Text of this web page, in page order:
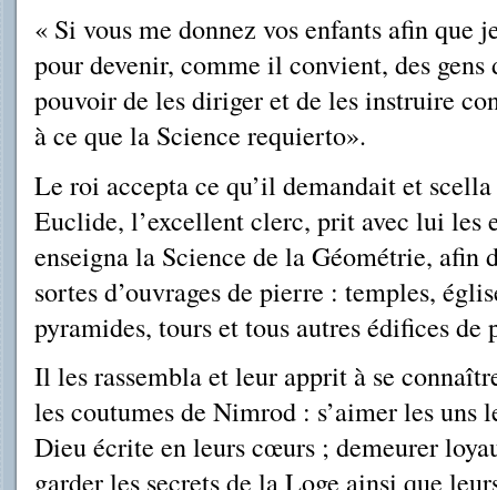
« Si vous me donnez vos enfants afin que
pour devenir, comme il convient, des
pouvoir de les diriger et de les instruire
à ce que la Science requierto».
Le roi accepta ce qu’il demandait et
Euclide, l’excellent clerc, prit avec lui les
enseigna la Science de la Géométrie, afin
sortes d’ouvrages de pierre : temples,
pyramides, tours et tous autres édifices
Il les rassembla et leur apprit à se
les coutumes de Nimrod : s’aimer les uns
Dieu écrite en leurs cœurs ; demeurer
garder les secrets de la Loge ainsi que